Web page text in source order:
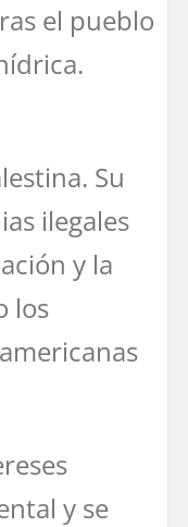
el pueblo
Su
ilegales
y la
los
y se